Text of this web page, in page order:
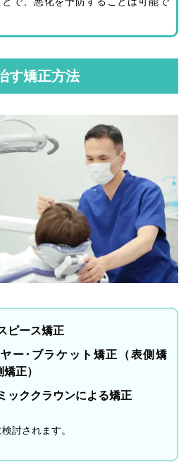
す矯正方法
ピース矯正
ー･ブラケット矯正（表側矯
正）
ッククラウンによる矯正
討されます。